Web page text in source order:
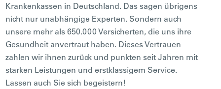
Krankenkassen in Deutschland. Das sagen übrigens
nicht nur unabhängige Experten. Sondern auch
unsere mehr als 650.000 Versicherten, die uns ihre
Gesundheit anvertraut haben. Dieses Vertrauen
zahlen wir ihnen zurück und punkten seit Jahren mit
starken Leistungen und erstklassigem Service.
Lassen auch Sie sich begeistern!